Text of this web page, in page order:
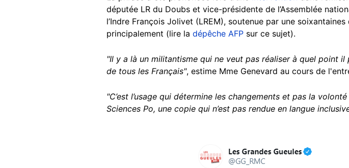
députée LR du Doubs et vice-présidente de l’Assemblée
l’Indre François Jolivet (LREM), soutenue par une
principalement (lire la dépêche AFP sur ce sujet).
"Il y a là un militantisme qui ne veut pas réaliser à quel point
de tous les Français", estime Mme Genevard au cours de
"C’est l’usage qui détermine les changements et pas la
Sciences Po, une copie qui n’est pas rendue en langue